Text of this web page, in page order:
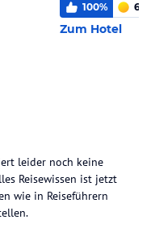
100% 6,0
Zum Hotel
leider noch keine
Reisewissen ist jetzt
wie in Reiseführern